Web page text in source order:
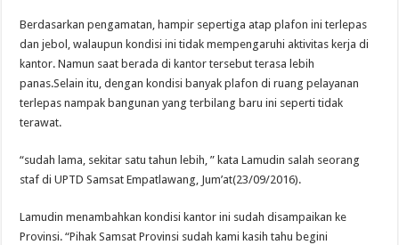
Berdasarkan pengamatan, hampir sepertiga atap plafon ini terlepas
dan jebol, walaupun kondisi ini tidak mempengaruhi aktivitas kerja di
kantor. Namun saat berada di kantor tersebut terasa lebih
panas.Selain itu, dengan kondisi banyak plafon di ruang pelayanan
terlepas nampak bangunan yang terbilang baru ini seperti tidak
terawat.
“sudah lama, sekitar satu tahun lebih, ” kata Lamudin salah seorang
staf di UPTD Samsat Empatlawang, Jum’at(23/09/2016).
Lamudin menambahkan kondisi kantor ini sudah disampaikan ke
Provinsi. “Pihak Samsat Provinsi sudah kami kasih tahu begini